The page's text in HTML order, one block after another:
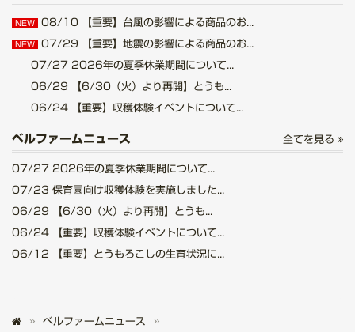
NEW 08/10 【重要】台風の影響による商品のお...
NEW 07/29 【重要】地震の影響による商品のお...
07/27 2026年の夏季休業期間について...
06/29 【6/30（火）より再開】とうも...
06/24 【重要】収穫体験イベントについて...
ベルファームニュース 全てを見る
07/27 2026年の夏季休業期間について...
07/23 保育園向け収穫体験を実施しました...
06/29 【6/30（火）より再開】とうも...
06/24 【重要】収穫体験イベントについて...
06/12 【重要】とうもろこしの生育状況に...
ベルファームニュース